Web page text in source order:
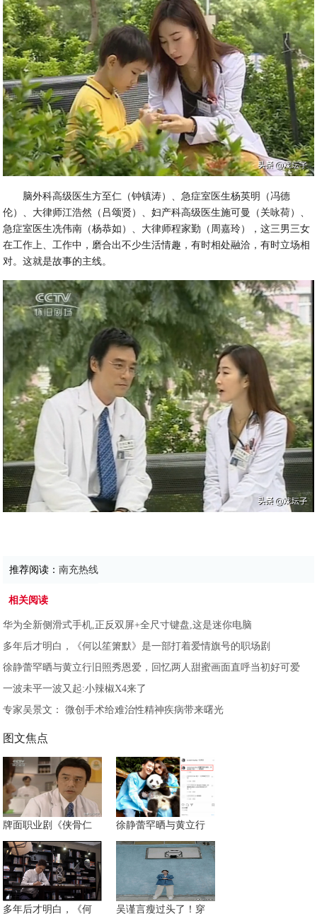
脑外科高级医生方至仁（钟镇涛）、急症室医生杨英明（冯德
伦）、大律师江浩然（吕颂贤）、妇产科高级医生施可曼（关咏荷）、
急症室医生冼伟南（杨恭如）、大律师程家勤（周嘉玲），这三男三女
在工作上、工作中，磨合出不少生活情趣，有时相处融洽，有时立场相
对。这就是故事的主线。
推荐阅读：南充热线
相关阅读
华为全新侧滑式手机,正反双屏+全尺寸键盘,这是迷你电脑
多年后才明白，《何以笙箫默》是一部打着爱情旗号的职场剧
徐静蕾罕晒与黄立行旧照秀恩爱，回忆两人甜蜜画面直呼当初好可爱
一波未平一波又起:小辣椒X4来了
专家吴景文： 微创手术给难治性精神疾病带来曙光
图文焦点
牌面职业剧《侠骨仁 徐静蕾罕晒与黄立行
多年后才明白，《何 吴谨言瘦过头了！穿